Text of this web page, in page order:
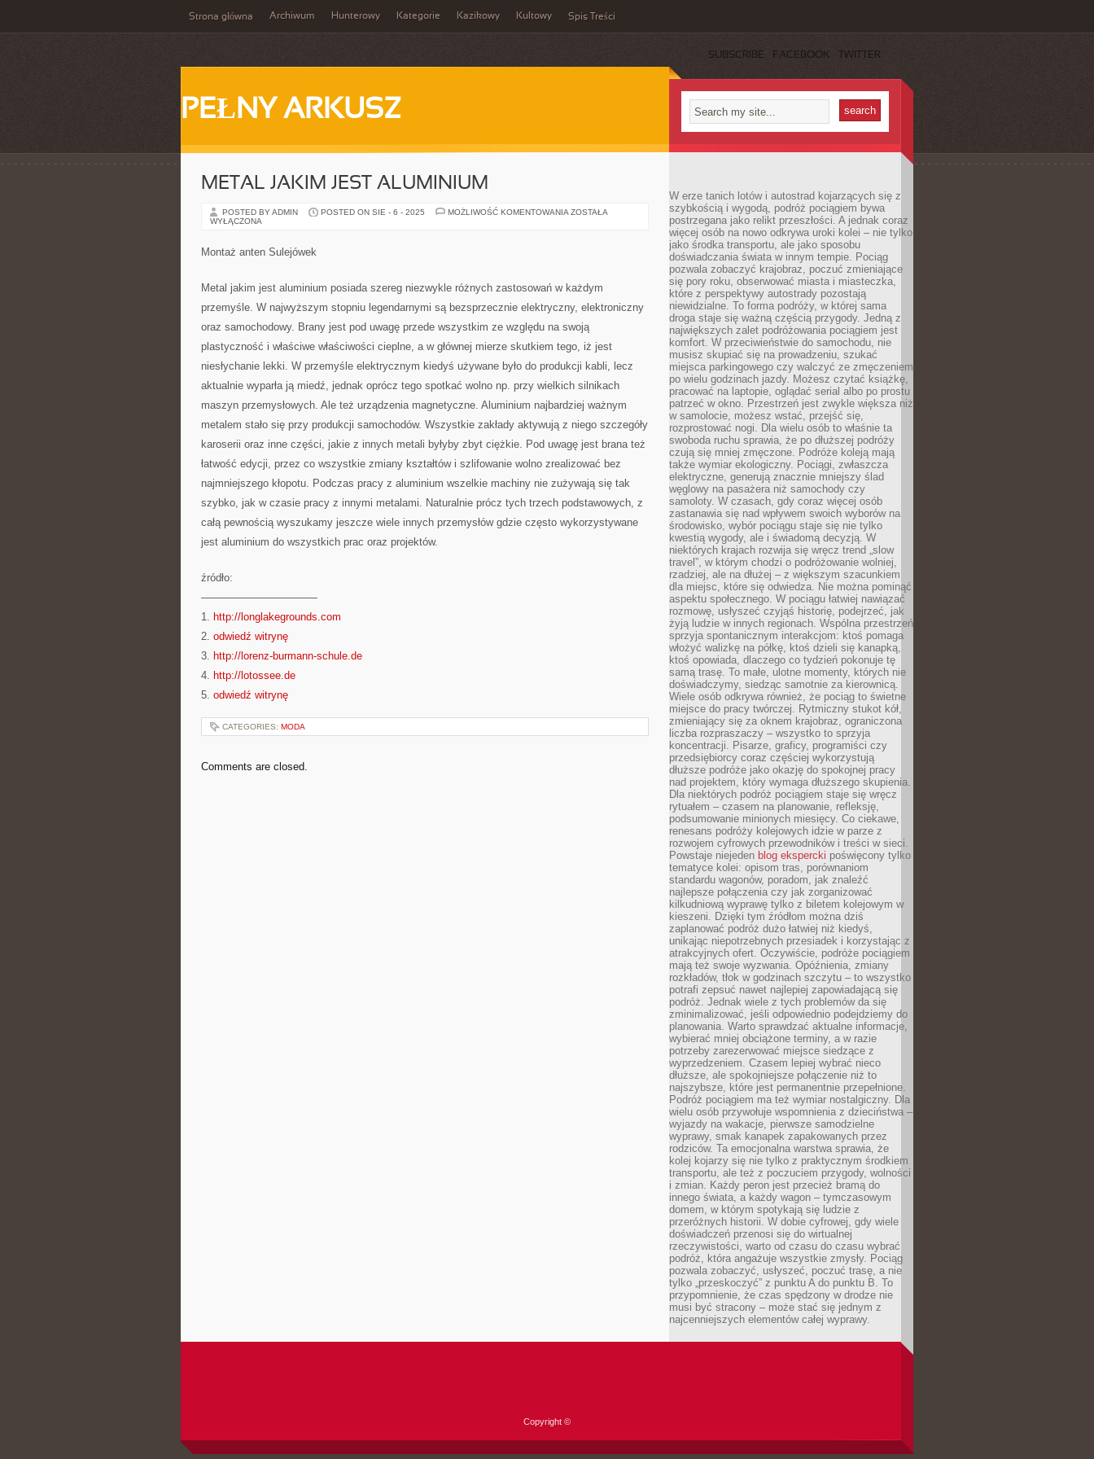
Strona główna Archiwum Hunterowy Kategorie Kazikowy Kultowy Spis Treści
SUBSCRIBE FACEBOOK TWITTER
PEŁNY ARKUSZ
METAL JAKIM JEST ALUMINIUM
POSTED BY ADMIN POSTED ON SIE - 6 - 2025 MOŻLIWOŚĆ KOMENTOWANIA METAL
ZOSTAŁA
WYŁĄCZONA
Montaż anten Sulejówek
Metal jakim jest aluminium posiada szereg niezwykle różnych zastosowań w każdym
przemyśle. W najwyższym stopniu legendarnymi są bezsprzecznie elektryczny, elektroniczny
oraz samochodowy. Brany jest pod uwagę przede wszystkim ze względu na swoją
plastyczność i właściwe właściwości cieplne, a w głównej mierze skutkiem tego, iż jest
niesłychanie lekki. W przemyśle elektrycznym kiedyś używane było do produkcji kabli, lecz
aktualnie wyparła ją miedź, jednak oprócz tego spotkać wolno np. przy wielkich silnikach
maszyn przemysłowych. Ale też urządzenia magnetyczne. Aluminium najbardziej ważnym
metalem stało się przy produkcji samochodów. Wszystkie zakłady aktywują z niego szczegóły
karoserii oraz inne części, jakie z innych metali byłyby zbyt ciężkie. Pod uwagę jest brana też
łatwość edycji, przez co wszystkie zmiany kształtów i szlifowanie wolno zrealizować bez
najmniejszego kłopotu. Podczas pracy z aluminium wszelkie machiny nie zużywają się tak
szybko, jak w czasie pracy z innymi metalami. Naturalnie prócz tych trzech podstawowych, z
całą pewnością wyszukamy jeszcze wiele innych przemysłów gdzie często wykorzystywane
jest aluminium do wszystkich prac oraz projektów.
źródło:
———————————
1. http://longlakegrounds.com
2. odwiedź witrynę
3. http://lorenz-burmann-schule.de
4. http://lotossee.de
5. odwiedź witrynę
CATEGORIES: MODA
Comments are closed.
W erze tanich lotów i autostrad kojarzących się z
szybkością i wygodą, podróż pociągiem bywa
postrzegana jako relikt przeszłości. A jednak coraz
więcej osób na nowo odkrywa uroki kolei – nie tylko
jako środka transportu, ale jako sposobu
doświadczania świata w innym tempie. Pociąg
pozwala zobaczyć krajobraz, poczuć zmieniające
się pory roku, obserwować miasta i miasteczka,
które z perspektywy autostrady pozostają
niewidzialne. To forma podróży, w której sama
droga staje się ważną częścią przygody. Jedną z
największych zalet podróżowania pociągiem jest
komfort. W przeciwieństwie do samochodu, nie
musisz skupiać się na prowadzeniu, szukać
miejsca parkingowego czy walczyć ze zmęczeniem
po wielu godzinach jazdy. Możesz czytać książkę,
pracować na laptopie, oglądać serial albo po prostu
patrzeć w okno. Przestrzeń jest zwykle większa niż
w samolocie, możesz wstać, przejść się,
rozprostować nogi. Dla wielu osób to właśnie ta
swoboda ruchu sprawia, że po dłuższej podróży
czują się mniej zmęczone. Podróże koleją mają
także wymiar ekologiczny. Pociągi, zwłaszcza
elektryczne, generują znacznie mniejszy ślad
węglowy na pasażera niż samochody czy
samoloty. W czasach, gdy coraz więcej osób
zastanawia się nad wpływem swoich wyborów na
środowisko, wybór pociągu staje się nie tylko
kwestią wygody, ale i świadomą decyzją. W
niektórych krajach rozwija się wręcz trend „slow
travel”, w którym chodzi o podróżowanie wolniej,
rzadziej, ale na dłużej – z większym szacunkiem
dla miejsc, które się odwiedza. Nie można pominąć
aspektu społecznego. W pociągu łatwiej nawiązać
rozmowę, usłyszeć czyjąś historię, podejrzeć, jak
żyją ludzie w innych regionach. Wspólna przestrzeń
sprzyja spontanicznym interakcjom: ktoś pomaga
włożyć walizkę na półkę, ktoś dzieli się kanapką,
ktoś opowiada, dlaczego co tydzień pokonuje tę
samą trasę. To małe, ulotne momenty, których nie
doświadczymy, siedząc samotnie za kierownicą.
Wiele osób odkrywa również, że pociąg to świetne
miejsce do pracy twórczej. Rytmiczny stukot kół,
zmieniający się za oknem krajobraz, ograniczona
liczba rozpraszaczy – wszystko to sprzyja
koncentracji. Pisarze, graficy, programiści czy
przedsiębiorcy coraz częściej wykorzystują
dłuższe podróże jako okazję do spokojnej pracy
nad projektem, który wymaga dłuższego skupienia.
Dla niektórych podróż pociągiem staje się wręcz
rytuałem – czasem na planowanie, refleksję,
podsumowanie minionych miesięcy. Co ciekawe,
renesans podróży kolejowych idzie w parze z
rozwojem cyfrowych przewodników i treści w sieci.
Powstaje niejeden blog ekspercki poświęcony tylko
tematyce kolei: opisom tras, porównaniom
standardu wagonów, poradom, jak znaleźć
najlepsze połączenia czy jak zorganizować
kilkudniową wyprawę tylko z biletem kolejowym w
kieszeni. Dzięki tym źródłom można dziś
zaplanować podróż dużo łatwiej niż kiedyś,
unikając niepotrzebnych przesiadek i korzystając z
atrakcyjnych ofert. Oczywiście, podróże pociągiem
mają też swoje wyzwania. Opóźnienia, zmiany
rozkładów, tłok w godzinach szczytu – to wszystko
potrafi zepsuć nawet najlepiej zapowiadającą się
podróż. Jednak wiele z tych problemów da się
zminimalizować, jeśli odpowiednio podejdziemy do
planowania. Warto sprawdzać aktualne informacje,
wybierać mniej obciążone terminy, a w razie
potrzeby zarezerwować miejsce siedzące z
wyprzedzeniem. Czasem lepiej wybrać nieco
dłuższe, ale spokojniejsze połączenie niż to
najszybsze, które jest permanentnie przepełnione.
Podróż pociągiem ma też wymiar nostalgiczny. Dla
wielu osób przywołuje wspomnienia z dzieciństwa –
wyjazdy na wakacje, pierwsze samodzielne
wyprawy, smak kanapek zapakowanych przez
rodziców. Ta emocjonalna warstwa sprawia, że
kolej kojarzy się nie tylko z praktycznym środkiem
transportu, ale też z poczuciem przygody, wolności
i zmian. Każdy peron jest przecież bramą do
innego świata, a każdy wagon – tymczasowym
domem, w którym spotykają się ludzie z
przeróżnych historii. W dobie cyfrowej, gdy wiele
doświadczeń przenosi się do wirtualnej
rzeczywistości, warto od czasu do czasu wybrać
podróż, która angażuje wszystkie zmysły. Pociąg
pozwala zobaczyć, usłyszeć, poczuć trasę, a nie
tylko „przeskoczyć” z punktu A do punktu B. To
przypomnienie, że czas spędzony w drodze nie
musi być stracony – może stać się jednym z
najcenniejszych elementów całej wyprawy.
Copyright ©